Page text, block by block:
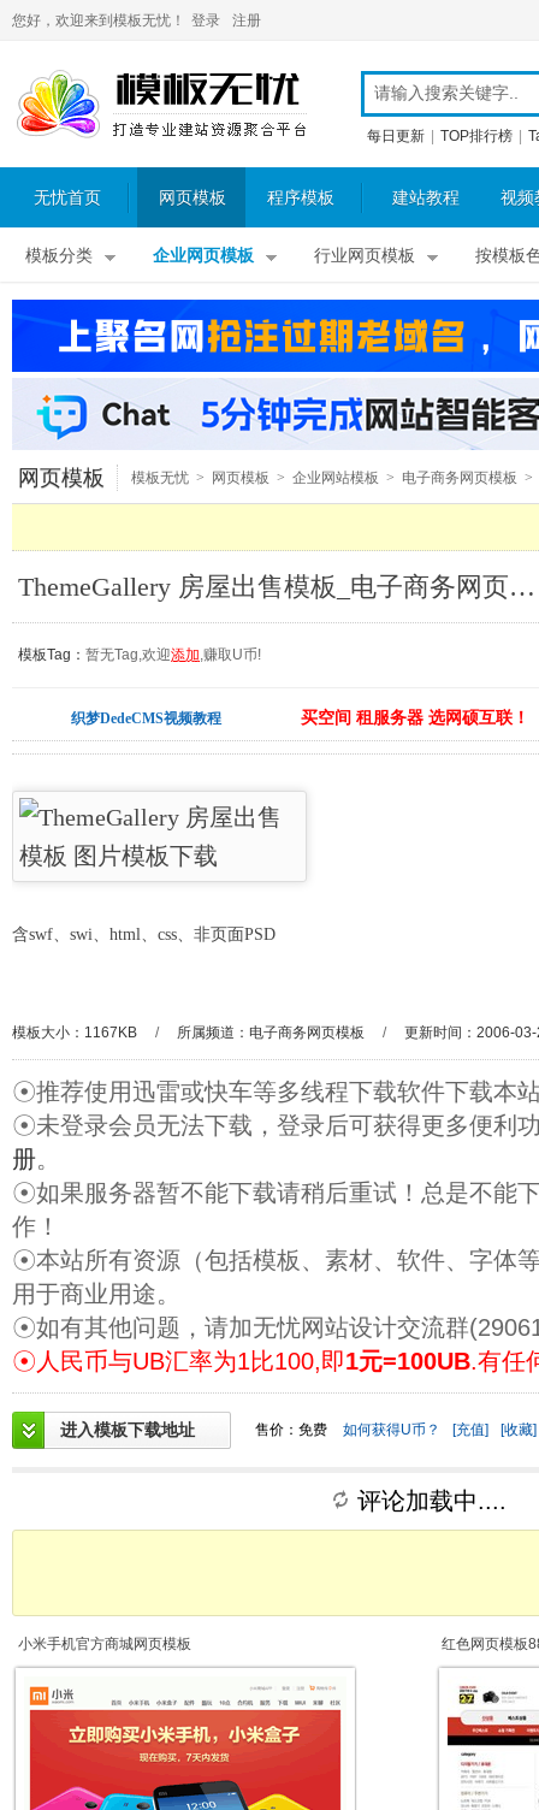
您好，欢迎来到模板无忧！ 登录 注册
每日更新 TOP排行榜
无忧首页 网页模板 程序模板 建站教程 视频
模板分类 企业网页模板 行业网页模板 按模板
网页模板 模板无忧 > 网页模板 > 企业网站模板 > 电子商务网页模板 >
ThemeGallery 房屋出售模板_电子商务网页模板
模板Tag： 暂无Tag,欢迎添加,赚取U币!
织梦DedeCMS视频教程 买空间 租服务器 选网硕互联！
含swf、swi、html、css、非页面PSD
模板大小：1167KB / 所属频道： 电子商务网页模板 / 更新时间：2006-
☉推荐使用迅雷或快车等多线程下载软件下载本
☉未登录会员无法下载，登录后可获得更多便利
册。
☉如果服务器暂不能下载请稍后重试！总是不能
作！
☉本站所有资源（包括模板、素材、软件、字体
用于商业用途。
☉如有其他问题，请加无忧网站设计交流群
☉人民币与UB汇率为1比100,即1元=100UB.有任
进入模板下载地址 售价：免费 如何获得U币？ [充值] [收藏]
评论加载中....
小米手机官方商城网页模板 红色网页模板